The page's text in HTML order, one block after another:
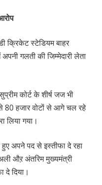
क्रिकेट स्टेडियम बाहर
गलती की जिम्मेदारी लेता
कोर्ट के शीर्ष जज भी
से 80 हजार वोटों से आगे चल रहे
लिया गया।
हुए अपने पद से इस्तीफा दे रहा
औऱ अंतरिम मुख्यमंत्री
दे दिया।